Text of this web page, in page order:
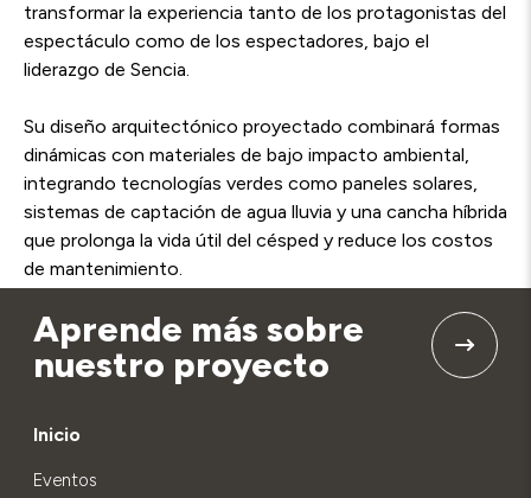
transformar la experiencia tanto de los protagonistas del
espectáculo como de los espectadores, bajo el
liderazgo de Sencia.
Su diseño arquitectónico proyectado combinará formas
dinámicas con materiales de bajo impacto ambiental,
integrando tecnologías verdes como paneles solares,
sistemas de captación de agua lluvia y una cancha híbrida
que prolonga la vida útil del césped y reduce los costos
de mantenimiento.
Aprende más sobre
nuestro proyecto
Inicio
Eventos